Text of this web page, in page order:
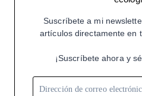
Suscríbete a mi
artículos directamente en
¡Suscríbete ahora y